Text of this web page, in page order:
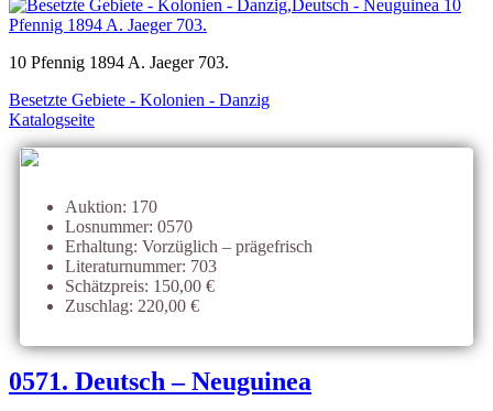
10 Pfennig 1894 A. Jaeger 703.
Besetzte Gebiete - Kolonien - Danzig
Katalogseite
Auktion: 170
Losnummer: 0570
Erhaltung: Vorzüglich – prägefrisch
Literaturnummer: 703
Schätzpreis: 150,00 €
Zuschlag: 220,00 €
0571. Deutsch – Neuguinea